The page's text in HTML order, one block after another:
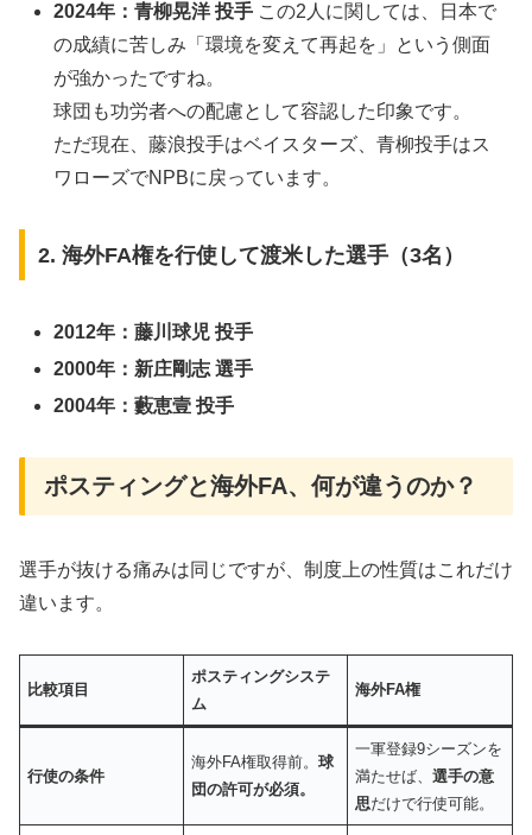
2024年：青柳晃洋 投手 この2人に関しては、日本で
の成績に苦しみ「環境を変えて再起を」という側面
が強かったですね。
球団も功労者への配慮として容認した印象です。
ただ現在、藤浪投手はベイスターズ、青柳投手はス
ワローズでNPBに戻っています。
​2. 海外FA権を行使して渡米した選手（3名）
2012年：藤川球児 投手
2000年：新庄剛志 選手
2004年：藪恵壹 投手
ポスティングと海外FA、何が違うのか？
​選手が抜ける痛みは同じですが、制度上の性質はこれだけ
違います。
比較項目
ポスティングシステ
ム
海外FA権
行使の条件
海外FA権取得前。球
団の許可が必須。
一軍登録9シーズンを
満たせば、選手の意
思だけで行使可能。